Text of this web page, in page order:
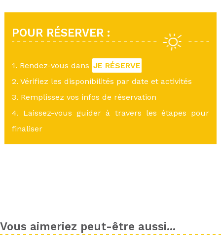
POUR RÉSERVER :
1. Rendez-vous dans JE RÉSERVE
2. Vérifiez les disponibilités par date et activités
3. Remplissez vos infos de réservation
4. Laissez-vous guider à travers les étapes pour
finaliser
Vous aimeriez peut-être aussi...